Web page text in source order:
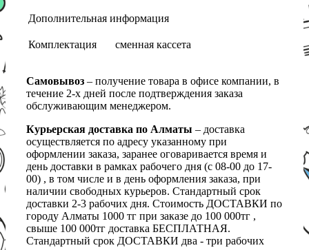
Дополнительная информация
Комплектация сменная кассета
Самовывоз – получение товара в офисе компании, в
течение 2-х дней после подтверждения заказа
обслуживающим менеджером.
Курьерская доставка по Алматы – доставка
осуществляется по адресу указанному при
оформлении заказа, заранее оговаривается время и
день доставки в рамках рабочего дня (с 08-00 до 17-
00) , в том числе и в день оформления заказа, при
наличии свободных курьеров. Стандартный срок
доставки 2-3 рабочих дня. Стоимость ДОСТАВКИ по
городу Алматы 1000 тг при заказе до 100 000тг ,
свыше 100 000тг доставка БЕСПЛАТНАЯ.
Стандартный срок ДОСТАВКИ два - три рабочих